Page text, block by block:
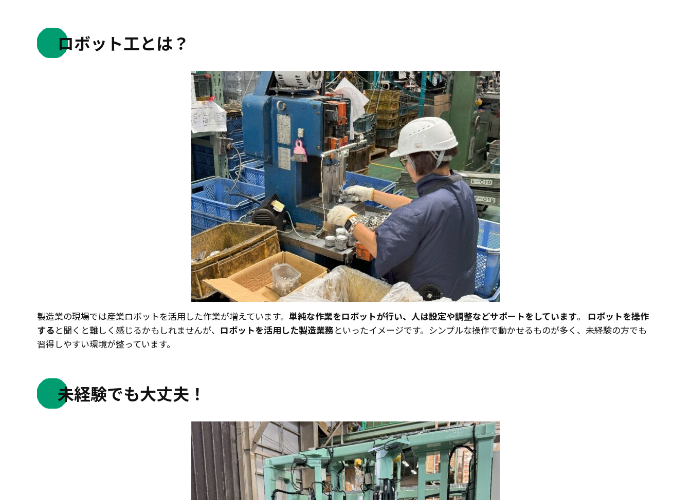
ロボット工とは？
製造業の現場では産業ロボットを活用した作業が増えています。 単純な作業をロボットが行い、人は設定や調整などサポートをしています。 ロボットを操作
すると聞くと難しく感じるかもしれませんが、 ロボットを活用した製造業務といったイメージです。シンプルな操作で動かせるものが多く、未経験の方でも
習得しやすい環境が整っています。
未経験でも大丈夫！